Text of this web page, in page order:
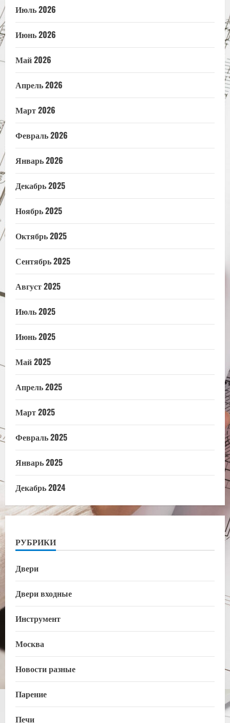
Июль 2026
Июнь 2026
Май 2026
Апрель 2026
Март 2026
Февраль 2026
Январь 2026
Декабрь 2025
Ноябрь 2025
Октябрь 2025
Сентябрь 2025
Август 2025
Июль 2025
Июнь 2025
Май 2025
Апрель 2025
Март 2025
Февраль 2025
Январь 2025
Декабрь 2024
РУБРИКИ
Двери
Двери входные
Инструмент
Москва
Новости разные
Парение
Печи